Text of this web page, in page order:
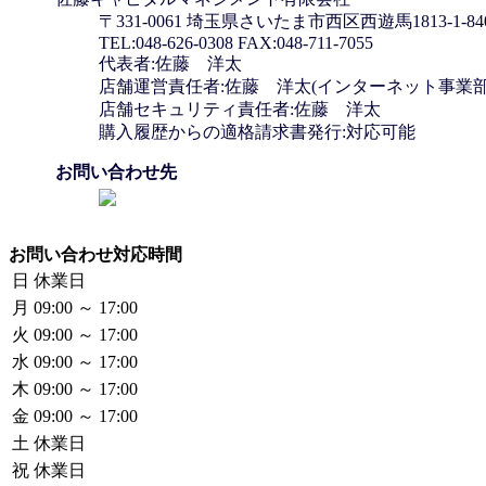
〒331-0061 埼玉県さいたま市西区西遊馬1813-1-
TEL:048-626-0308 FAX:048-711-7055
代表者:佐藤 洋太
店舗運営責任者:佐藤 洋太(インターネット事業
店舗セキュリティ責任者:佐藤 洋太
購入履歴からの適格請求書発行:対応可能
お問い合わせ先
お問い合わせ対応時間
日 休業日
月 09:00 ～ 17:00
火 09:00 ～ 17:00
水 09:00 ～ 17:00
木 09:00 ～ 17:00
金 09:00 ～ 17:00
土 休業日
祝 休業日